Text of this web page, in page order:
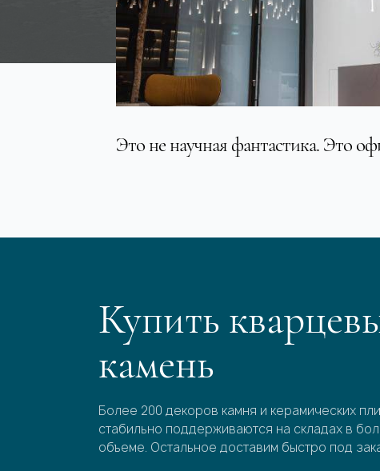
Это не научная фантастика. Это
Купить
камень
Более 200 декоров камня и керамических
стабильно поддерживаются на складах в
объеме. Остальное доставим быстро под